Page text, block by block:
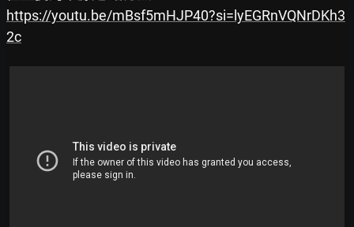
https://youtu.be/mBsf5mHJP40?si=lyEGRnVQNrDKh3
2c